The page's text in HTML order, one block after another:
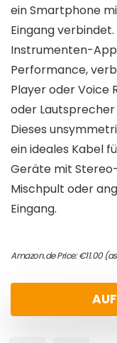
ein Smartphone
Eingang
Instrumenten-
Performance,
Player oder Voice
oder Lautsprecher
Dieses
ein ideales Kabel
Geräte mit
Mischpult oder
Eingang.
Amazon.de Price:€11.00(as